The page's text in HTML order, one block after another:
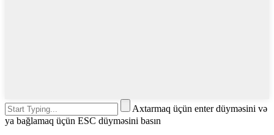
Axtarmaq üçün enter düyməsini və
ya bağlamaq üçün ESC düyməsini basın